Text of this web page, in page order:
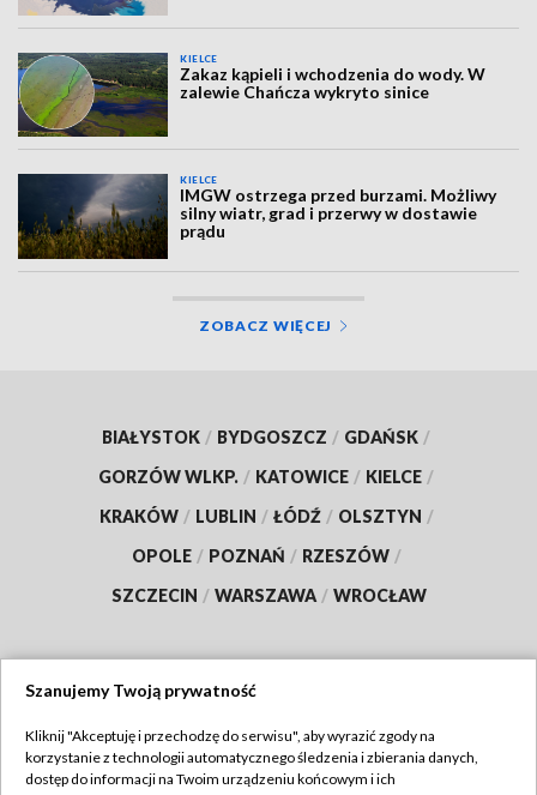
KIELCE
Zakaz kąpieli i wchodzenia do wody. W
zalewie Chańcza wykryto sinice
KIELCE
IMGW ostrzega przed burzami. Możliwy
silny wiatr, grad i przerwy w dostawie
prądu
ZOBACZ WIĘCEJ
BIAŁYSTOK / BYDGOSZCZ / GDAŃSK /
GORZÓW WLKP. / KATOWICE / KIELCE /
KRAKÓW / LUBLIN / ŁÓDŹ / OLSZTYN /
OPOLE / POZNAŃ / RZESZÓW /
SZCZECIN / WARSZAWA / WROCŁAW
TVP
Szanujemy Twoją prywatność
Kliknij "Akceptuję i przechodzę do serwisu", aby wyrazić zgody na
korzystanie z technologii automatycznego śledzenia i zbierania danych,
dostęp do informacji na Twoim urządzeniu końcowym i ich